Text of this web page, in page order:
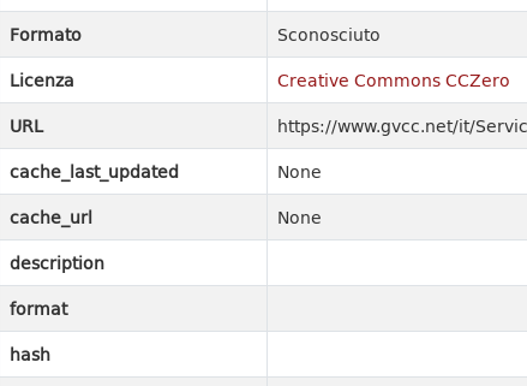
Formato
Sconosciuto
Licenza
Creative Commons CCZero
URL
https://www.gvcc.net/it/
cache_last_updated
None
cache_url
None
description
format
hash